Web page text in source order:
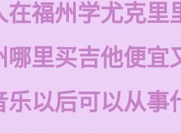
在福州学尤克里
哪里买吉他便宜
乐以后可以从事